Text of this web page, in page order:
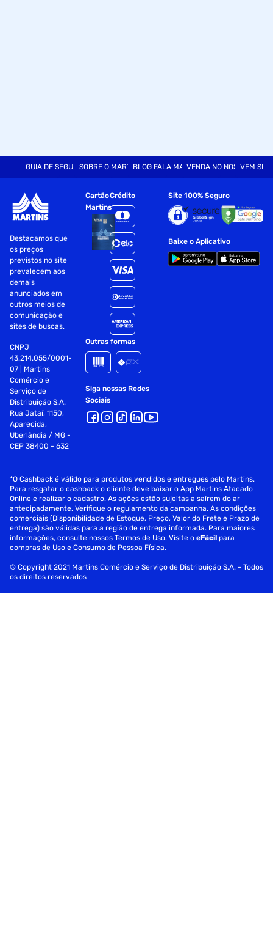
GUIA DE SEGURANÇASOBRE O MARTINSBLOG FALA MARTVENDA NO NOSSO SITE
VEM SER
Destacamos que
os preços
previstos no site
prevalecem aos
demais
anunciados em
outros meios de
comunicação e
sites de buscas.
CNPJ
43.214.055/0001-
07 | Martins
Comércio e
Serviço de
Distribuição S.A.
Rua Jataí, 1150,
Aparecida,
Uberlândia / MG -
CEP 38400 - 632
Cartão
Martins
Crédito
Outras formas
Siga nossas Redes
Sociais
Site 100% Seguro
Baixe o Aplicativo
*O Cashback é válido para produtos vendidos e entregues pelo Martins.
Para resgatar o cashback o cliente deve baixar o App Martins Atacado
Online e realizar o cadastro. As ações estão sujeitas a saírem do ar
antecipadamente. Verifique o regulamento da campanha. As condições
comerciais (Disponibilidade de Estoque, Preço, Valor do Frete e Prazo de
entrega) são válidas para a região de entrega informada. Para maiores
informações, consulte nossos Termos de Uso. Visite oeFácil para
compras de Uso e Consumo de Pessoa Física.
© Copyright 2021 Martins Comércio e Serviço de Distribuição S.A. - Todos
os direitos reservados